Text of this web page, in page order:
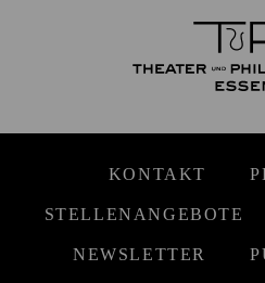
KONTAKT
STELLENANGEBOTE
NEWSLETTER